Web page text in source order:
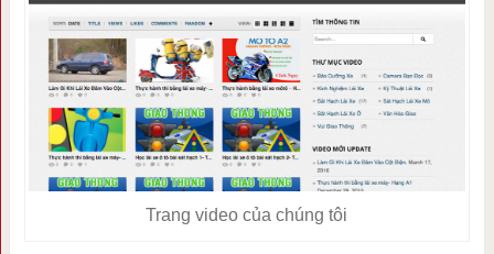
Trang video của chúng tôi